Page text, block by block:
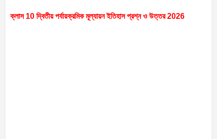
ক্লাস 10 দ্বিতীয় পর্যায়ক্রমিক মূল্যায়ন ইতিহাস প্রশ্ন ও উত্তর 2026